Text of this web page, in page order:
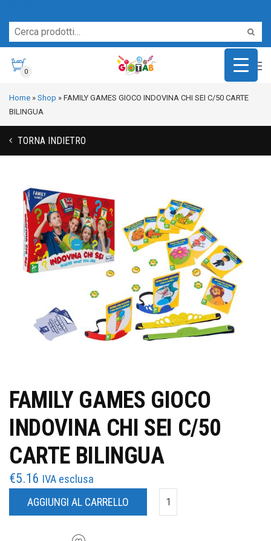
0
Home » Shop » FAMILY GAMES GIOCO INDOVINA CHI SEI C/50 CARTE
BILINGUA
TORNA INDIETRO
FAMILY GAMES GIOCO
INDOVINA CHI SEI C/50
CARTE BILINGUA
€5.16 IVA esclusa
AGGIUNGI AL CARRELLO